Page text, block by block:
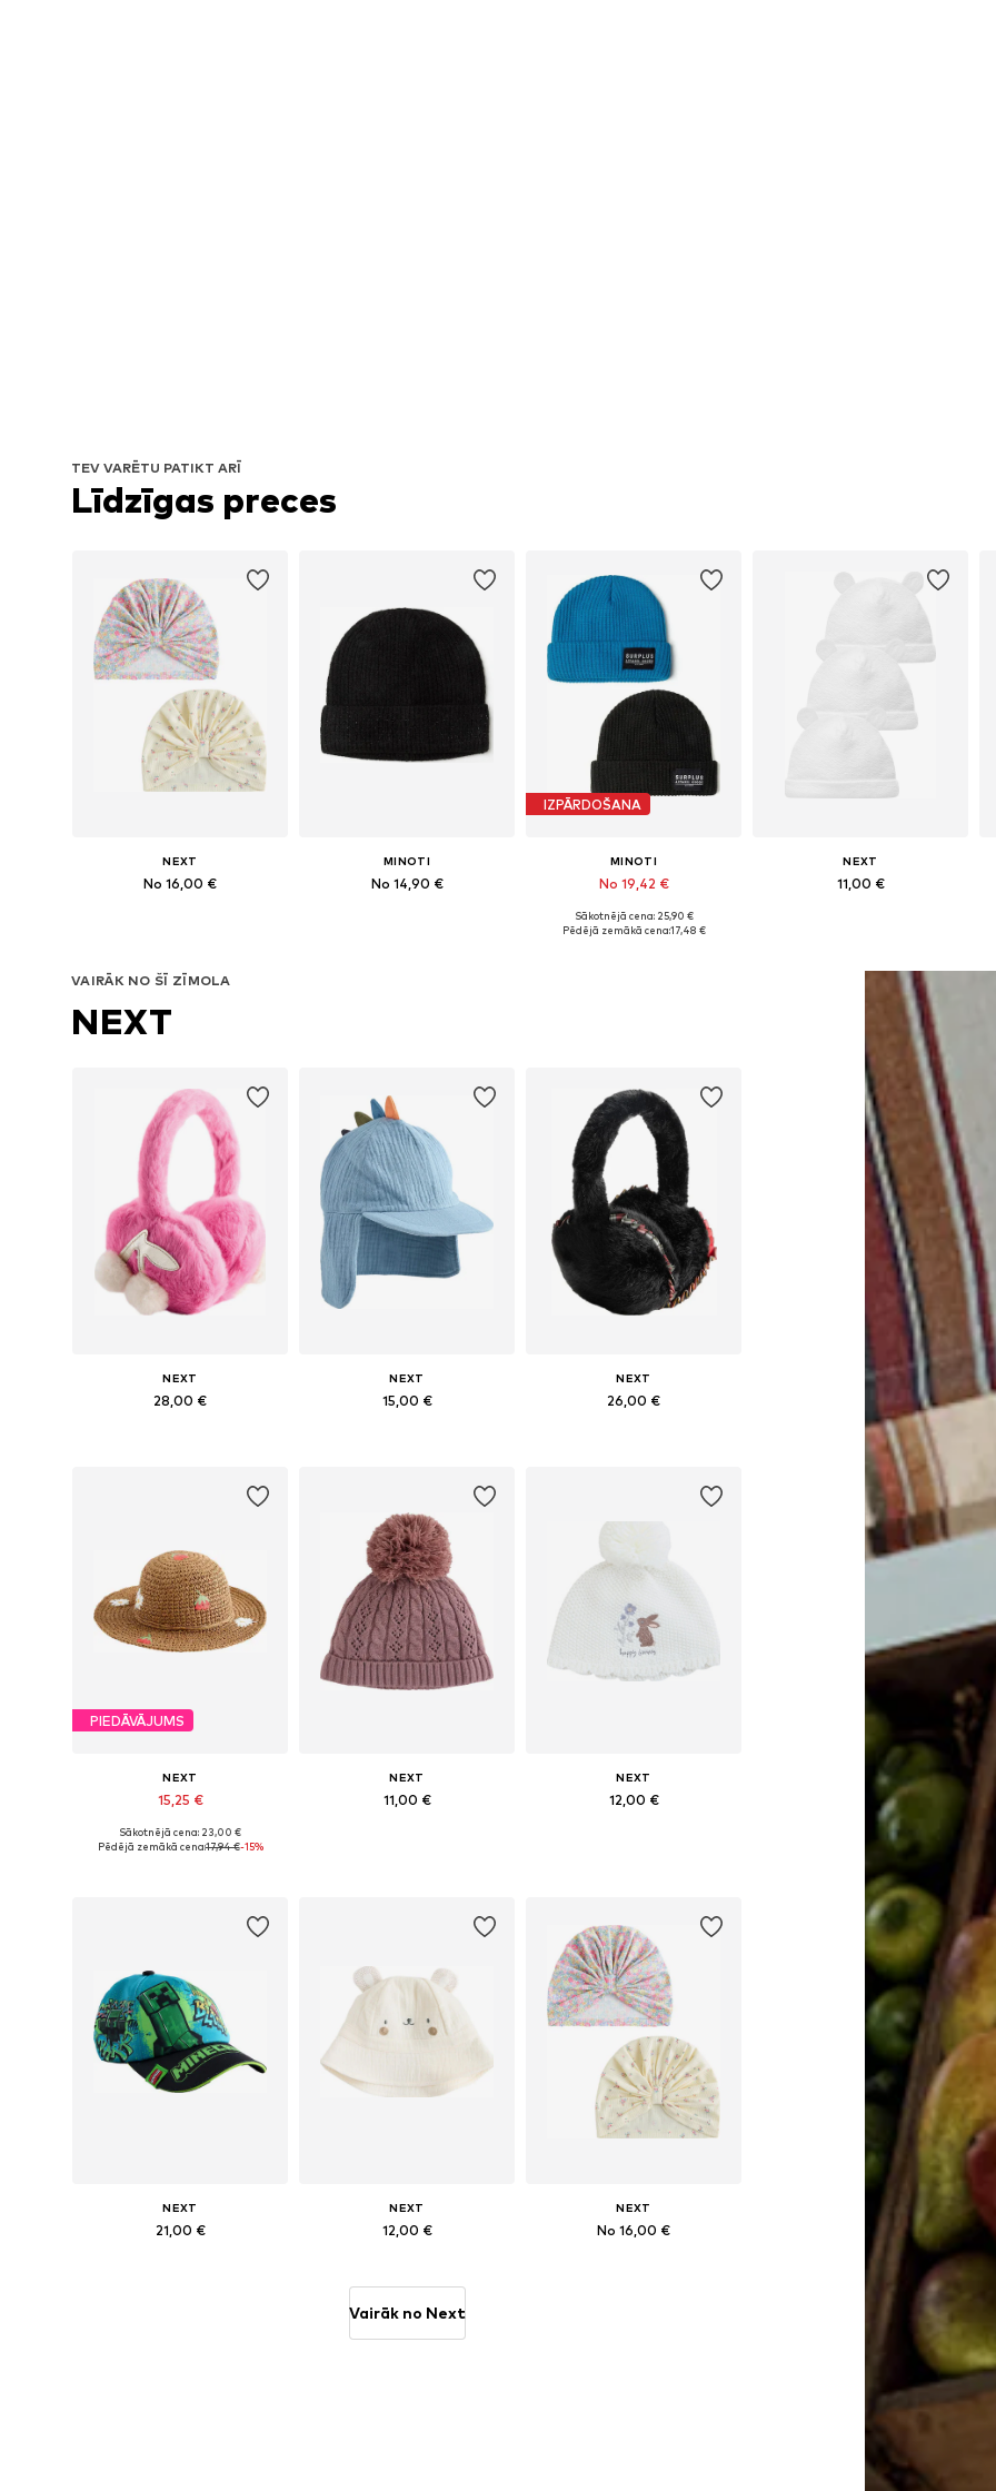
TEV VARĒTU PATIKT ARĪ
Līdzīgas preces
NEXT
No 16,00 €
MINOTI
No 14,90 €
IZPĀRDOŠANA
MINOTI
No 19,42 €
Pieejamie izmēri: 51, 53-54, 55, 57
Sākotnējā cena: 25,90 €
Pēdējā zemākā cena:17,48 €
NEXT
11,00 €
VAIRĀK NO ŠĪ ZĪMOLA
NEXT
NEXT
28,00 €
NEXT
15,00 €
NEXT
26,00 €
PIEDĀVĀJUMS
NEXT
15,25 €
Pieejamie izmēri: 57
Sākotnējā cena: 23,00 €
Pēdējā zemākā cena:17,94 €-15%
NEXT
11,00 €
NEXT
12,00 €
NEXT
21,00 €
NEXT
12,00 €
NEXT
No 16,00 €
Vairāk no Next